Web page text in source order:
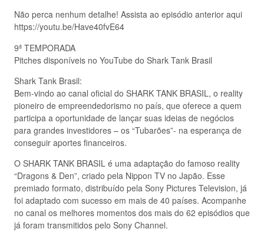
Não perca nenhum detalhe! Assista ao episódio anterior aqui
https://youtu.be/Have40fvE64
9ª TEMPORADA
Pitches disponíveis no YouTube do Shark Tank Brasil
Shark Tank Brasil:
Bem-vindo ao canal oficial do SHARK TANK BRASIL, o reality
pioneiro de empreendedorismo no país, que oferece a quem
participa a oportunidade de lançar suas ideias de negócios
para grandes investidores – os “Tubarões”- na esperança de
conseguir aportes financeiros.
O SHARK TANK BRASIL é uma adaptação do famoso reality
“Dragons & Den”, criado pela Nippon TV no Japão. Esse
premiado formato, distribuído pela Sony Pictures Television, já
foi adaptado com sucesso em mais de 40 países. Acompanhe
no canal os melhores momentos dos mais do 62 episódios que
já foram transmitidos pelo Sony Channel.